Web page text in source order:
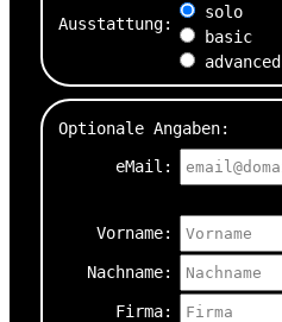
Ausstattung:
solo
basic
advanced
Optionale Angaben:
eMail:
Vorname:
Nachname:
Firma: